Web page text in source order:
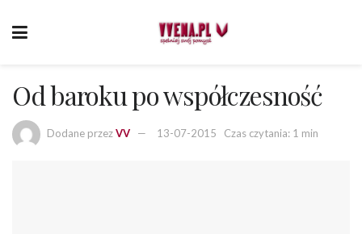
Od baroku po współczesność
Dodane przezVV 13-07-2015 Czas czytania: 1 min